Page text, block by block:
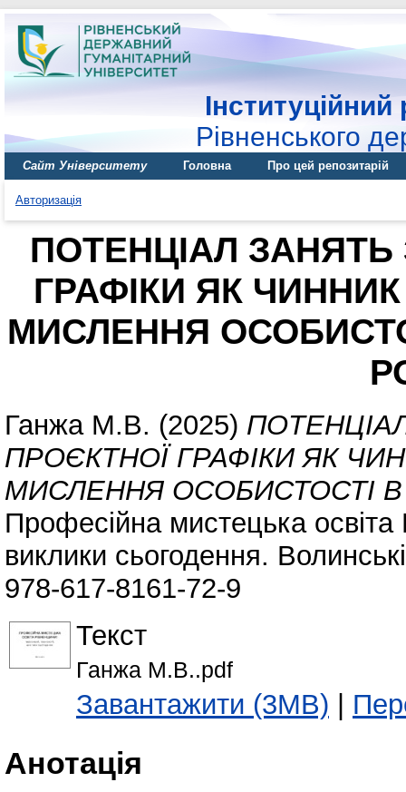
Інституційний
Рівненського
Сайт Університету Головна Про цей репозитарій
Авторизація
ПОТЕНЦІАЛ
ГРАФІКИ ЯК
МИСЛЕННЯ
Ганжа М.В. (2025)
ПРОЄКТНОЇ ГРАФІКИ ЯК
МИСЛЕННЯ ОСОБИСТОСТІ
Професійна мистецька освіта
виклики сьогодення.
978-617-8161-72-9
Текст
Ганжа М.В..pdf
Завантажити (3MB) |
Анотація